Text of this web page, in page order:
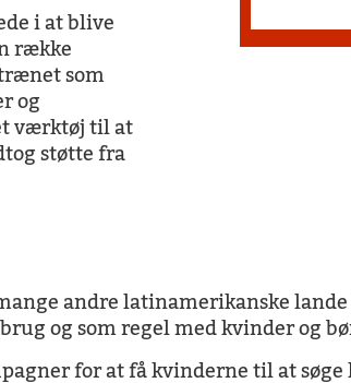
i at blive
række
som
og
værktøj til at
støtte fra
andre latinamerikanske
og som regel med kvinder og
for at få kvinderne til at